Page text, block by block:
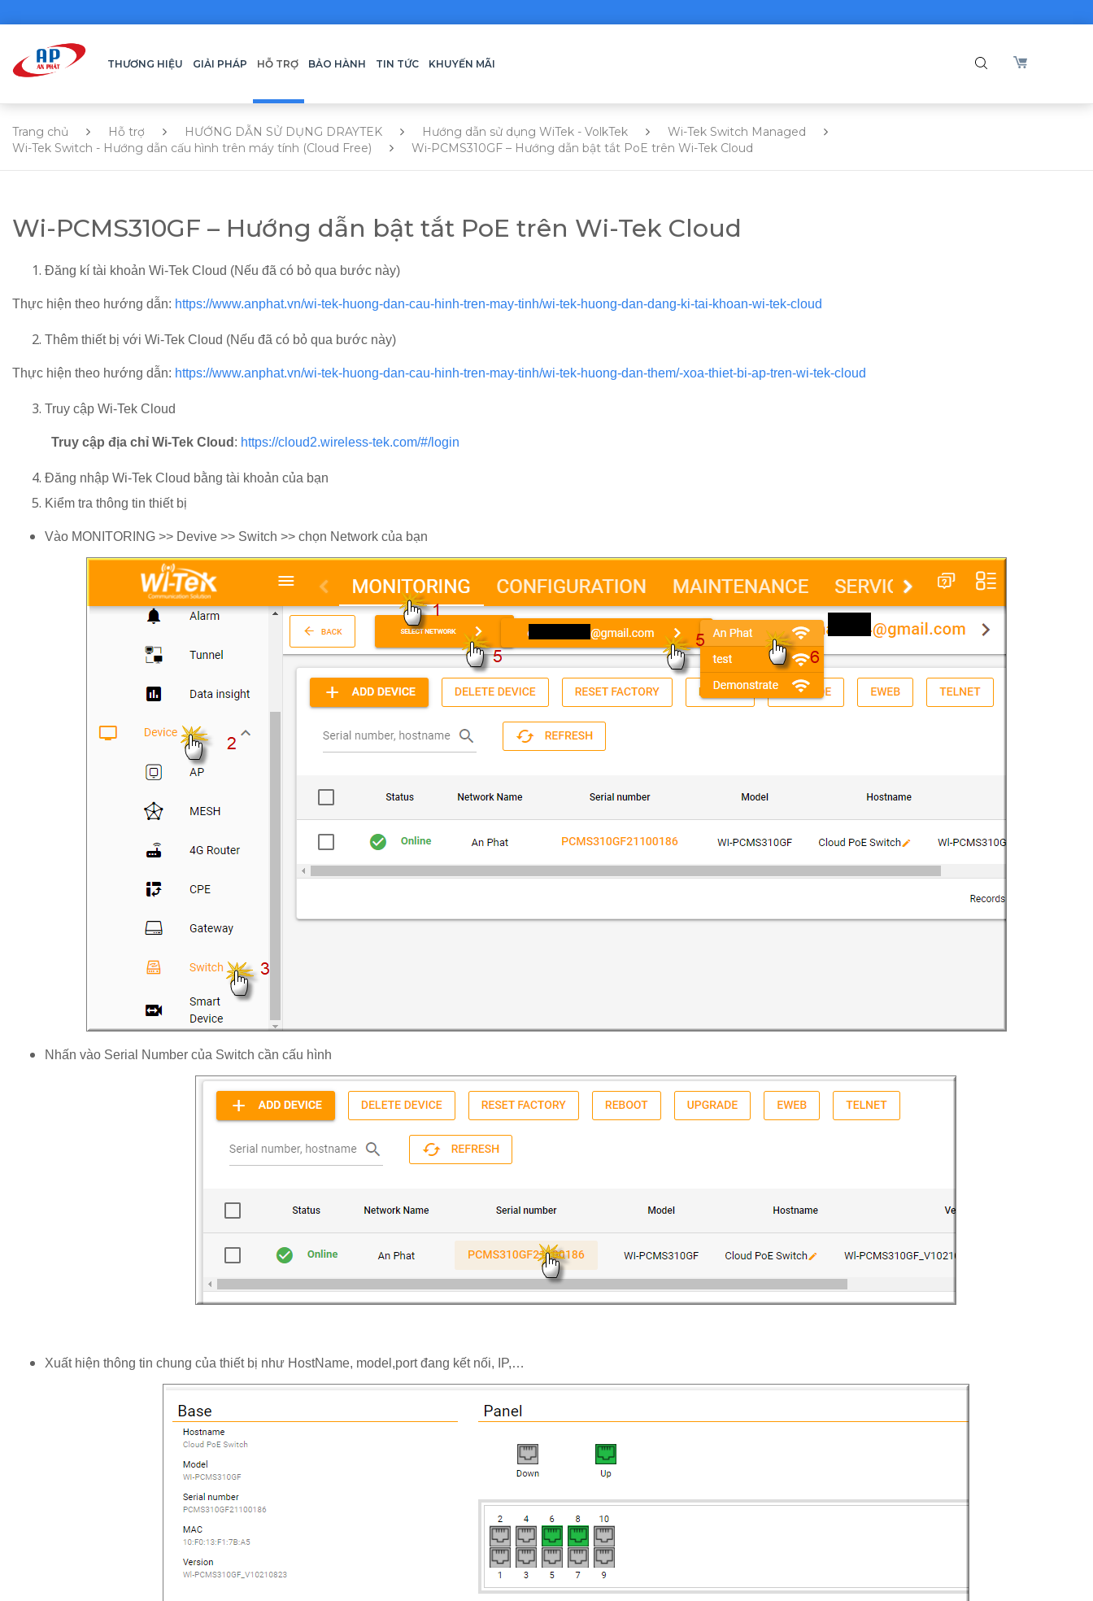
THƯƠNG HIỆU GIẢI PHÁP HỖ TRỢ BẢO HÀNH TIN TỨC KHUYẾN MÃI
Trang chủ Hỗ trợ HƯỚNG DẪN SỬ DỤNG DRAYTEK Hướng dẫn sử dụng WiTek - VolkTek
Wi-Tek Switch Managed
Wi-Tek Switch - Hướng dẫn cấu hình trên máy tính (Cloud Free)
Wi-PCMS310GF – Hướng dẫn bật tắt PoE trên Wi-Tek Cloud
Wi-PCMS310GF – Hướng dẫn bật tắt PoE trên Wi-Tek Cloud
Đăng kí tài khoản Wi-Tek Cloud (Nếu đã có bỏ qua bước này)
Thực hiện theo hướng dẫn: https://www.anphat.vn/wi-tek-huong-dan-cau-hinh-tren-may-tinh/wi-tek-huong-dan-dang-ki-tai-khoan-wi-tek-cloud
Thêm thiết bị với Wi-Tek Cloud (Nếu đã có bỏ qua bước này)
Thực hiện theo hướng dẫn: https://www.anphat.vn/wi-tek-huong-dan-cau-hinh-tren-may-tinh/wi-tek-huong-dan-them/-xoa-thiet-bi-ap-tren-wi-tek-cloud
Truy cập Wi-Tek Cloud
Truy cập địa chỉ Wi-Tek Cloud : https://cloud2.wireless-tek.com/#/login
Đăng nhập Wi-Tek Cloud bằng tài khoản của bạn
Kiểm tra thông tin thiết bị
Vào MONITORING >> Devive >> Switch >> chọn Network của bạn
Nhấn vào Serial Number của Switch cần cấu hình
Xuất hiện thông tin chung của thiết bị như HostName, model,port đang kết nối, IP,…